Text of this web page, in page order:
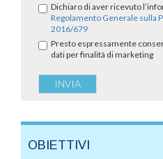
Dichiaro di aver ricevuto
Regolamento Generale sulla
2016/679
Presto espressamente
dati per finalità di marketing
OBIETTIVI